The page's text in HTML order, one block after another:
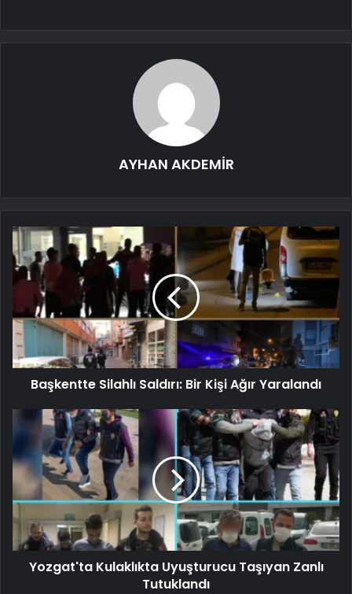
AYHAN AKDEMİR
Başkentte Silahlı Saldırı: Bir Kişi Ağır Yaralandı
Yozgat'ta Kulaklıkta Uyuşturucu Taşıyan Zanlı
Tutuklandı